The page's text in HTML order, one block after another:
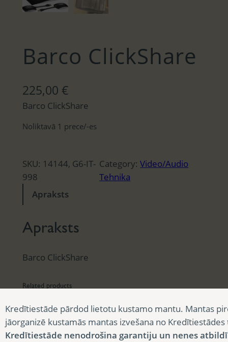
Barco ClickShare
225,00 €
Barco ClickShare
Noliktavā 1 prece/-es
SKU: 14144, G6-IT-
998
Category:Video/Audio
Tehnika
Apraksts
Apraksts
Barco ClickShare
Related products
Kredītiestāde pārdod lietotu kustamo mantu. Mantas
jāorganizē kustamās mantas izvešana no
Kredītiestāde nenodrošina garantiju un nenes